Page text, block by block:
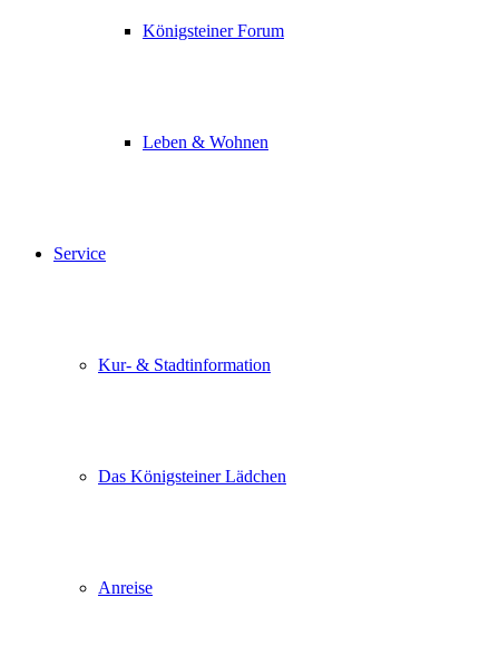
Königsteiner Forum
Leben & Wohnen
Service
Kur- & Stadtinformation
Das Königsteiner Lädchen
Anreise